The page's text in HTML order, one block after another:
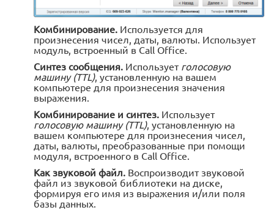
Комбинирование. Используется для
произнесения чисел, даты, валюты. Использует
модуль, встроенный в Call Office.
Синтез сообщения. Используетголосовую
машину (TTL), установленную на вашем
компьютере для произнесения значения
выражения.
Комбинирование и синтез. Использует
голосовую машину (TTL), установленную на
вашем компьютере для произнесения чисел,
даты, валюты, преобразованные при помощи
модуля, встроенного в Call Office.
Как звуковой файл. Воспроизводит звуковой
файл из звуковой библиотеки на диске,
формируя его имя из выражения и/или поля
базы данных.